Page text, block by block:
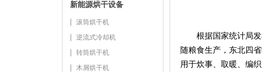
新能源烘干设备
滚筒烘干机
逆流式冷却机
转筒烘干机
木屑烘干机
根据国家统计局发布
随粮食生产，东北四
用于炊事、取暖、编